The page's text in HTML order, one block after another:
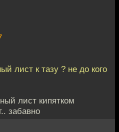
лист к тазу ? не до кого
лист кипятком
забавно